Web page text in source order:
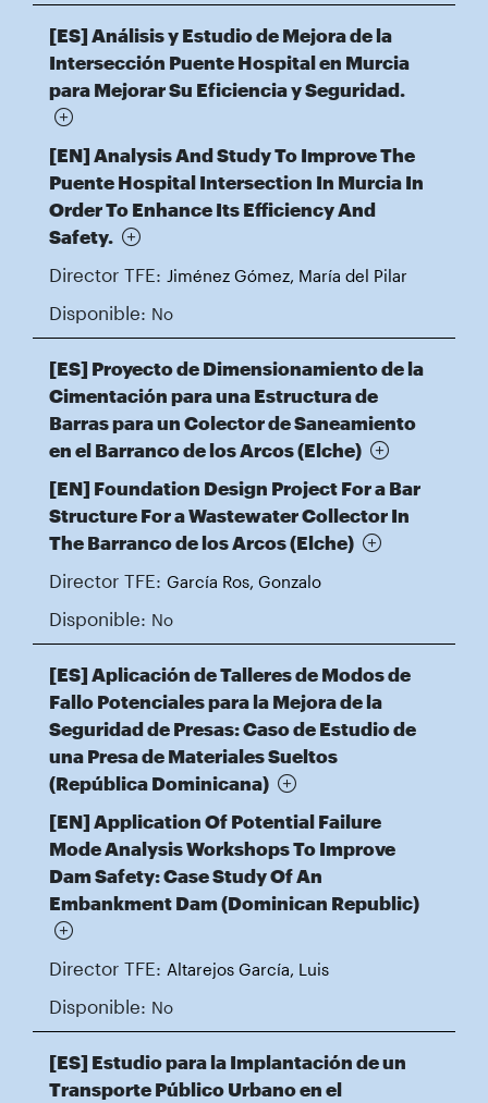
[ES] Análisis y Estudio de Mejora de la
Intersección Puente Hospital en Murcia
para Mejorar Su Eficiencia y Seguridad.
[EN] Analysis And Study To Improve The
Puente Hospital Intersection In Murcia In
Order To Enhance Its Efficiency And
Safety.
Director TFE: Jiménez Gómez, María del Pilar
Disponible: No
[ES] Proyecto de Dimensionamiento de la
Cimentación para una Estructura de
Barras para un Colector de Saneamiento
en el Barranco de los Arcos (Elche)
[EN] Foundation Design Project For a Bar
Structure For a Wastewater Collector In
The Barranco de los Arcos (Elche)
Director TFE: García Ros, Gonzalo
Disponible: No
[ES] Aplicación de Talleres de Modos de
Fallo Potenciales para la Mejora de la
Seguridad de Presas: Caso de Estudio de
una Presa de Materiales Sueltos
(República Dominicana)
[EN] Application Of Potential Failure
Mode Analysis Workshops To Improve
Dam Safety: Case Study Of An
Embankment Dam (Dominican Republic)
Director TFE: Altarejos García, Luis
Disponible: No
[ES] Estudio para la Implantación de un
Transporte Público Urbano en el